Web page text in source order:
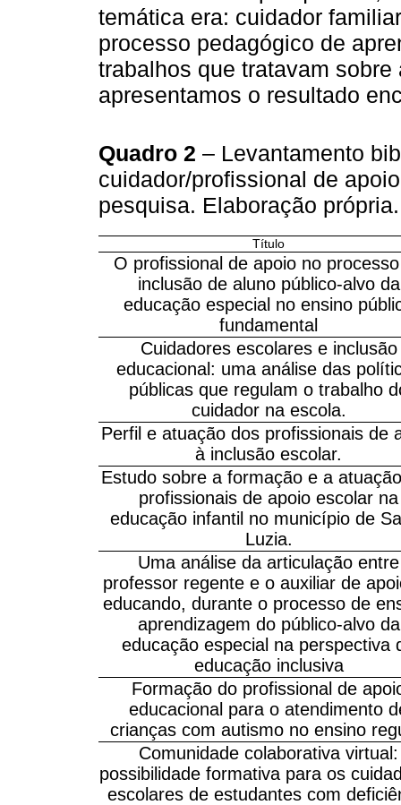
temática era: cuidador
processo pedagógico de
trabalhos que tratavam
apresentamos o resultado
Quadro 2 – Levantamento
cuidador/profissional de
pesquisa. Elaboração
Título
O profissional de apoio no
inclusão de aluno público-alvo da
educação especial no ensino
fundamental
Cuidadores escolares e inclusão
educacional: uma análise das
públicas que regulam o trabalho
cuidador na escola.
Perfil e atuação dos profissionais de
à inclusão escolar.
Estudo sobre a formação e a
profissionais de apoio escolar na
educação infantil no município de
Luzia.
Uma análise da articulação entre
professor regente e o auxiliar de
educando, durante o processo de
aprendizagem do público-alvo da
educação especial na perspectiva
educação inclusiva
Formação do profissional de
educacional para o atendimento
crianças com autismo no ensino
Comunidade colaborativa virtual:
possibilidade formativa para os
escolares de estudantes com